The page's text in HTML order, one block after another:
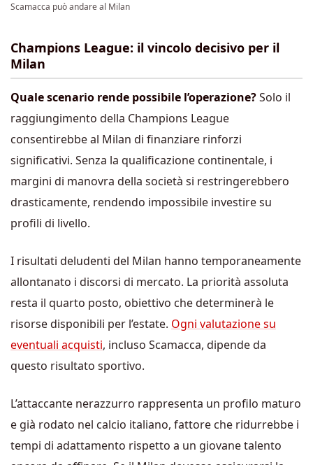
Scamacca può andare al Milan
Champions League: il vincolo decisivo per il
Milan
Quale scenario rende possibile l’operazione?Solo il
raggiungimento della Champions League
consentirebbe al Milan di finanziare rinforzi
significativi. Senza la qualificazione continentale, i
margini di manovra della società si restringerebbero
drasticamente, rendendo impossibile investire su
profili di livello.
I risultati deludenti del Milan hanno temporaneamente
allontanato i discorsi di mercato. La priorità assoluta
resta il quarto posto, obiettivo che determinerà le
risorse disponibili per l’estate. Ogni valutazione su
eventuali acquisti, incluso Scamacca, dipende da
questo risultato sportivo.
L’attaccante nerazzurro rappresenta un profilo maturo
e già rodato nel calcio italiano, fattore che ridurrebbe i
tempi di adattamento rispetto a un giovane talento